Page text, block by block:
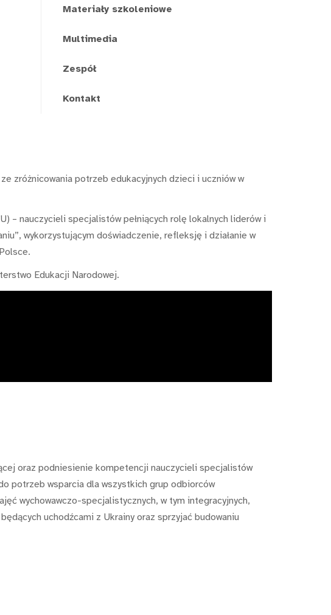
Materiały szkoleniowe
Multimedia
Zespół
Kontakt
zróżnicowania potrzeb edukacyjnych dzieci i uczniów w
– nauczycieli specjalistów pełniących rolę lokalnych liderów i
wykorzystującym doświadczenie, refleksję i działanie w
Edukacji Narodowej.
oraz podniesienie kompetencji nauczycieli specjalistów
potrzeb wsparcia dla wszystkich grup odbiorców
wychowawczo-specjalistycznych, w tym integracyjnych,
uchodźcami z Ukrainy oraz sprzyjać budowaniu